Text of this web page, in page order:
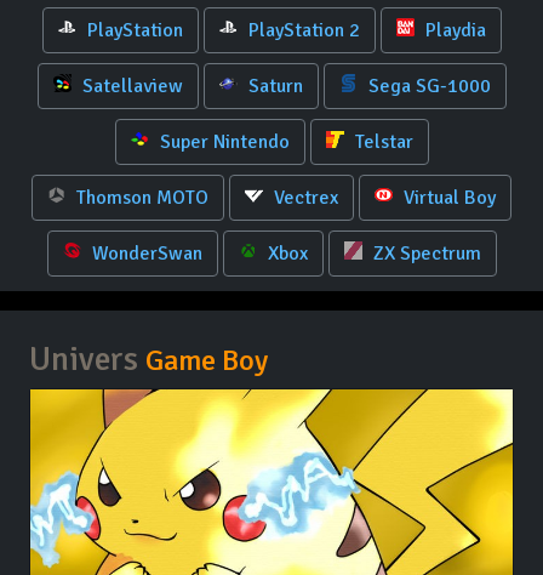
PlayStation PlayStation 2 Playdia
Satellaview Saturn Sega SG-1000
Super Nintendo Telstar
Thomson MOTO Vectrex Virtual Boy
WonderSwan Xbox ZX Spectrum
Univers Game Boy